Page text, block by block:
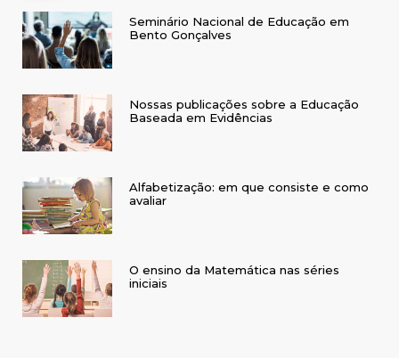
Seminário Nacional de Educação em
Bento Gonçalves
Nossas publicações sobre a Educação
Baseada em Evidências
Alfabetização: em que consiste e como
avaliar
O ensino da Matemática nas séries
iniciais